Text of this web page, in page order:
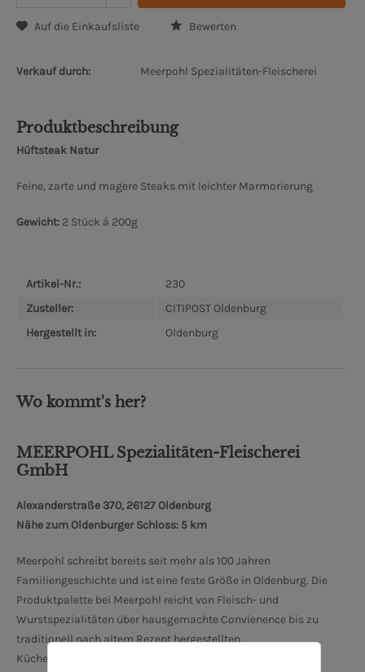
Auf die Einkaufsliste Bewerten
Verkauf durch: Meerpohl Spezialitäten-Fleischerei
Produktbeschreibung
Hüftsteak Natur
Feine, zarte und magere Steaks mit leichter Marmorierung
Gewicht: 2 Stück á 200g
Artikel-Nr.:
230
Zusteller:
CITIPOST Oldenburg
Hergestellt in:
Oldenburg
Wo kommt's her?
MEERPOHL Spezialitäten-Fleischerei
GmbH
Alexanderstraße 370, 26127 Oldenburg
Nähe zum Oldenburger Schloss: 5 km
Meerpohl schreibt bereits seit mehr als 100 Jahren
Familiengeschichte und ist eine feste Größe in Oldenburg. Die
Produktpalette bei Meerpohl reicht von Fleisch- und
Wurstspezialitäten über hausgemachte Convienence bis zu
traditionell nach altem Rezept hergestellten
Küchenerzeugnissen. Traditionelle und moderne